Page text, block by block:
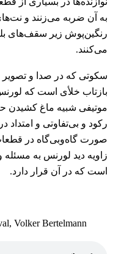
به آن ضربه می‌زنند و
رنگین‌پوش زیر سقف‌های
می‌کنند.
سکوتی که در صدا و تصویر
بازتاب خلأی است که
موتیفی شبیه ماغ کشیدن
رکود و بی‌تفاوتی و امتداد
صورت گاه‌و‌بی‌گاه در
زاویه دید لورنس به
است که در آن قرار دارد.
Volker Bertelmann